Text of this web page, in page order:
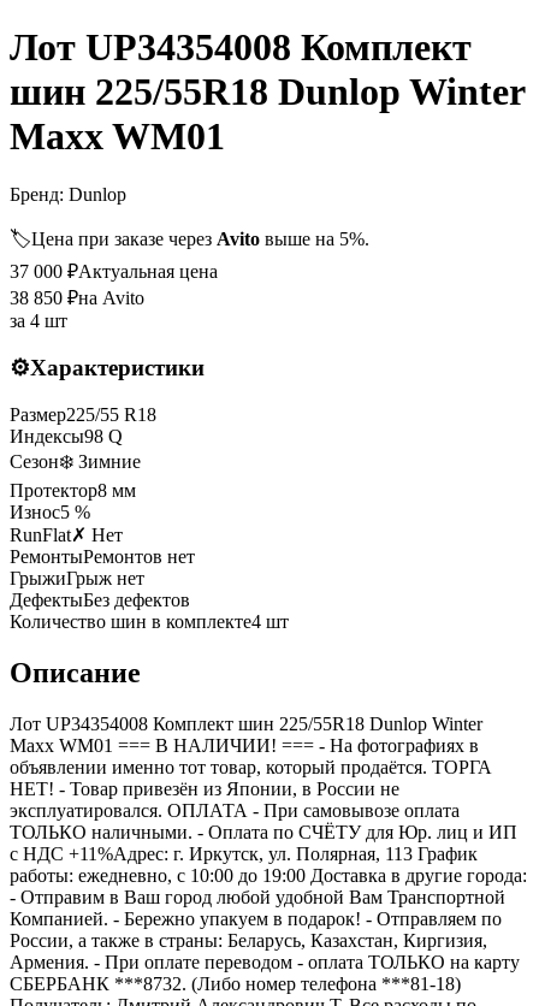
Лот UP34354008 Комплект
шин 225/55R18 Dunlop Winter
Maxx WM01
Бренд: Dunlop
🏷️Цена при заказе через Avito выше на 5%.
37 000 ₽Актуальная цена
38 850 ₽на Avito
за 4 шт
⚙️Характеристики
Размер225/55 R18
Индексы98 Q
Сезон❄️ Зимние
Протектор8 мм
Износ5 %
RunFlat✗ Нет
РемонтыРемонтов нет
ГрыжиГрыж нет
ДефектыБез дефектов
Количество шин в комплекте4 шт
Описание
Лот UP34354008 Комплект шин 225/55R18 Dunlop Winter
Maxx WM01 === B НАЛИЧИИ! === - На фотографиях в
объявлении именно тот товар, который продаётся. ТОРГА
НЕТ! - Товар привезён из Японии, в России не
эксплуатировался. ОПЛАТА - При самовывозе оплата
ТОЛЬКО наличными. - Оплата по СЧЁТУ для Юр. лиц и ИП
с НДС +11%Адрес: г. Иркутск, ул. Полярная, 113 График
работы: ежедневно, с 10:00 до 19:00 Доставка в другие города:
- Отправим в Ваш город любой удобной Вам Транспортной
Компанией. - Бережно упакуем в подарок! - Отправляем по
России, а также в страны: Беларусь, Казахстан, Киргизия,
Армения. - При оплате переводом - оплата ТОЛЬКО на карту
СБЕРБАНК ***8732. (Либо номер телефона ***81-18)